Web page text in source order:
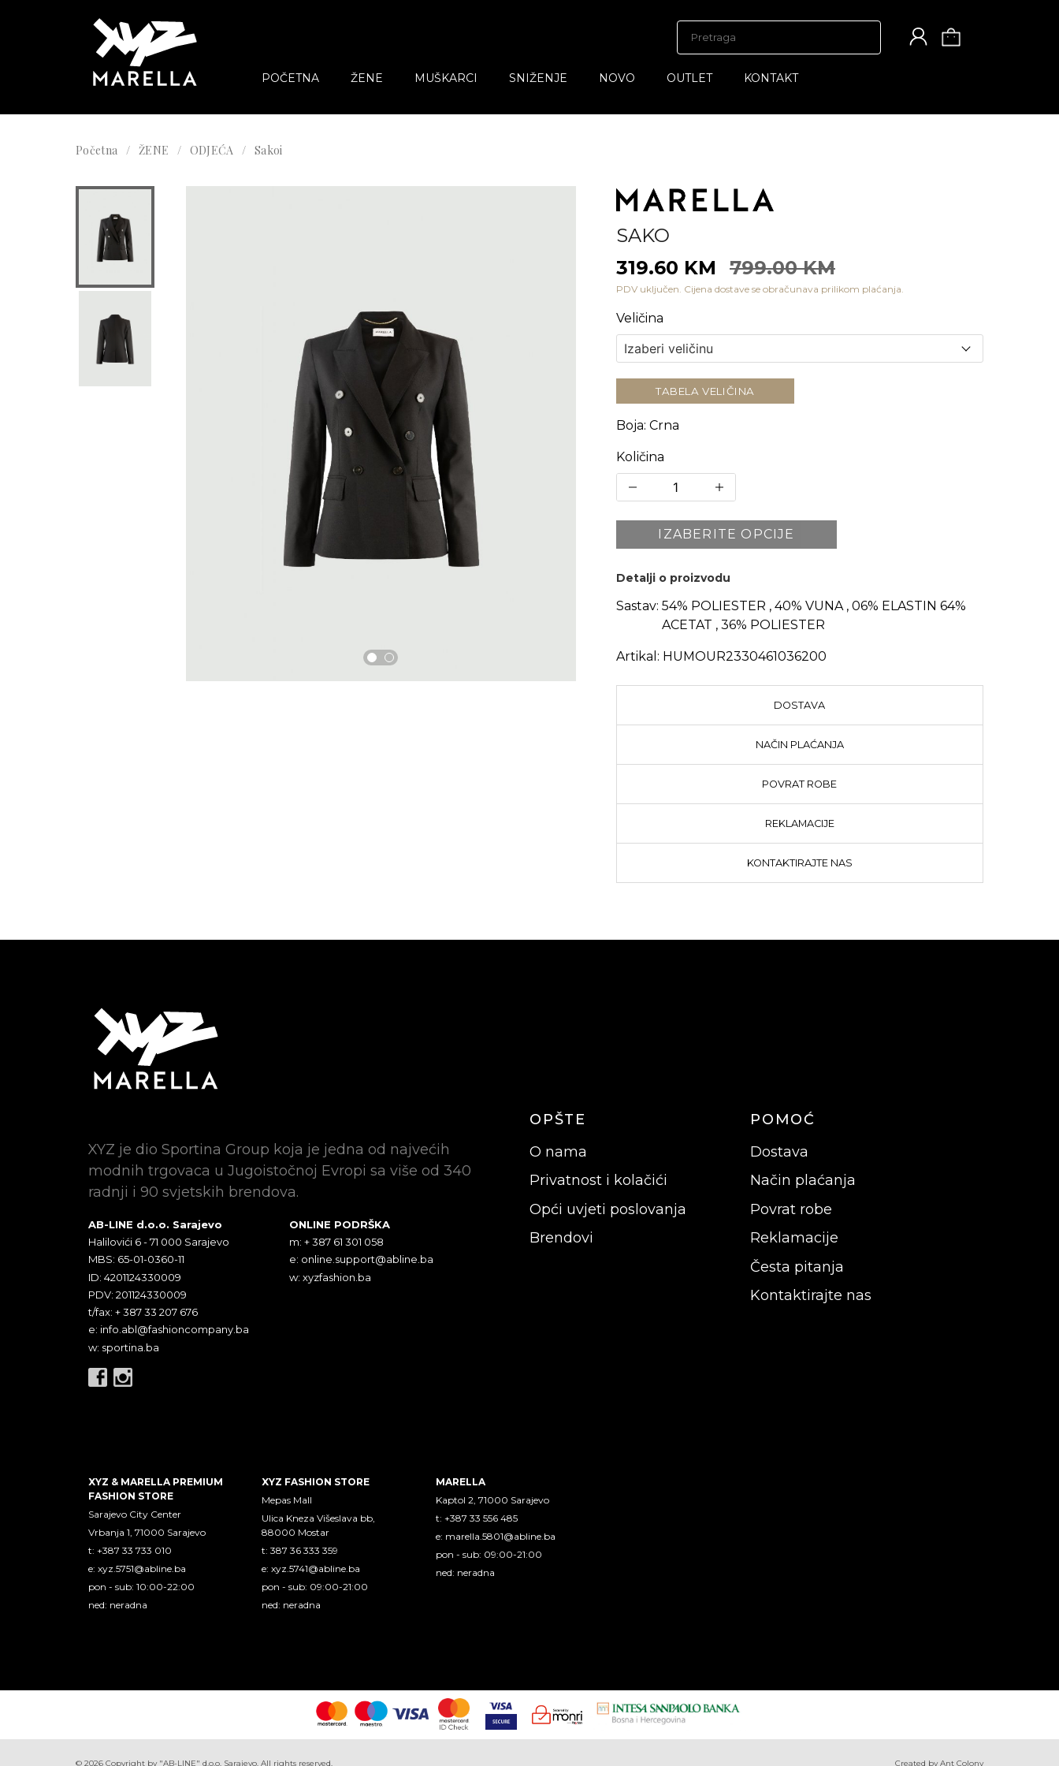
POČETNA ŽENE MUŠKARCI SNIŽENJE NOVO OUTLET KONTAKT
Početna ŽENE ODJEĆA Sakoi
SAKO
319.60 KM
799.00 KM
PDV uključen. Cijena dostave se obračunava prilikom plaćanja.
Veličina
TABELA VELIČINA
Boja: Crna
Količina
IZABERITE OPCIJE
Detalji o proizvodu
Sastav: 54% POLIESTER , 40% VUNA , 06% ELASTIN 64%
ACETAT , 36% POLIESTER
Artikal: HUMOUR2330461036200
DOSTAVA
NAČIN PLAĆANJA
POVRAT ROBE
REKLAMACIJE
KONTAKTIRAJTE NAS
XYZ je dio Sportina Group koja je jedna od najvećih
modnih trgovaca u Jugoistočnoj Evropi sa više od 340
radnji i 90 svjetskih brendova.
AB-LINE d.o.o. Sarajevo
Halilovići 6 - 71 000 Sarajevo
MBS: 65-01-0360-11
ID: 4201124330009
PDV: 201124330009
t/fax: + 387 33 207 676
e: info.abl@fashioncompany.ba
w: sportina.ba
ONLINE PODRŠKA
m: + 387 61 301 058
e: online.support@abline.ba
w: xyzfashion.ba
OPŠTE
O nama
Privatnost i kolačići
Opći uvjeti poslovanja
Brendovi
POMOĆ
Dostava
Način plaćanja
Povrat robe
Reklamacije
Česta pitanja
Kontaktirajte nas
XYZ & MARELLA PREMIUM
FASHION STORE
Sarajevo City Center
Vrbanja 1, 71000 Sarajevo
t: +387 33 733 010
e: xyz.5751@abline.ba
pon - sub: 10:00-22:00
ned: neradna
XYZ FASHION STORE
Mepas Mall
Ulica Kneza Višeslava bb,
88000 Mostar
t: 387 36 333 359
e:xyz.5741@abline.ba
pon - sub: 09:00-21:00
ned: neradna
MARELLA
Kaptol 2, 71000 Sarajevo
t: +387 33 556 485
e: marella.5801@abline.ba
pon - sub: 09:00-21:00
ned: neradna
© 2026 Copyright by "AB-LINE" d.o.o. Sarajevo. All rights reserved. Created by Ant Colony